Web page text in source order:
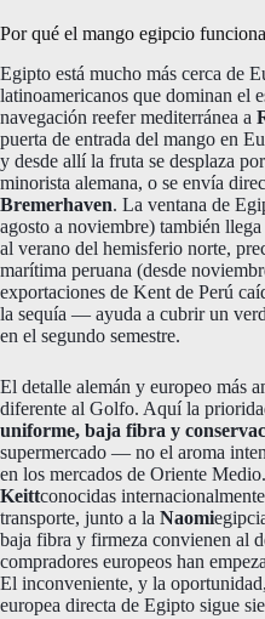
Por qué el mango egipcio
Egipto está mucho más cerca de
latinoamericanos que dominan el
navegación reefer mediterránea a
puerta de entrada del mango en
y desde allí la fruta se desplaza
minorista alemana, o se envía
Bremerhaven. La ventana de
agosto a noviembre) también
al verano del hemisferio norte,
marítima peruana (desde
exportaciones de Kent de Perú
la sequía — ayuda a cubrir un
en el segundo semestre.
El detalle alemán y europeo más
diferente al Golfo. Aquí la
uniforme, baja fibra y
supermercado — no el aroma
en los mercados de Oriente
Keittconocidas
transporte, junto a la Naomi
baja fibra y firmeza convienen al
compradores europeos han
El inconveniente, y la
europea directa de Egipto sigue